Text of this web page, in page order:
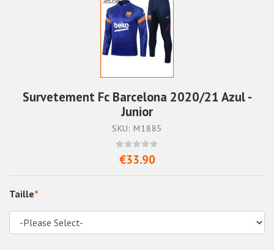
Survetement Fc Barcelona 2020/21 Azul -
Junior
SKU: M1885
€33.90
Taille*